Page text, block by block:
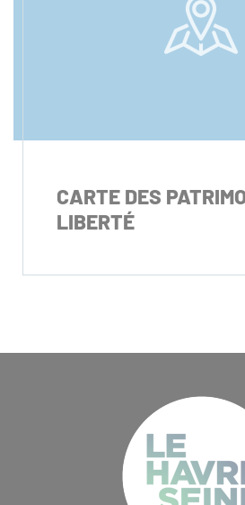
CARTE DES
LIBERTÉ